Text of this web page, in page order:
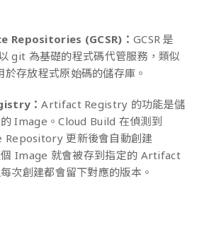
Repositories (GCSR)： GCSR 是
git 為基礎的程式碼代管服務，類似
存放程式原始碼的儲存庫。
：Artifact Registry 的功能是儲
Image。Cloud Build 在偵測到
Repository 更新後會自動創建
Image 就會被存到指定的 Artifact
次創建都會留下對應的版本。